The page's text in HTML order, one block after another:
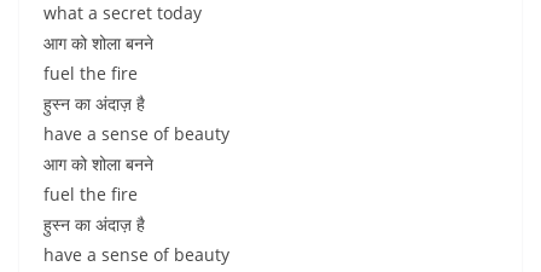
what a secret today
आग को शोला बनने
fuel the fire
हुस्न का अंदाज़ है
have a sense of beauty
आग को शोला बनने
fuel the fire
हुस्न का अंदाज़ है
have a sense of beauty